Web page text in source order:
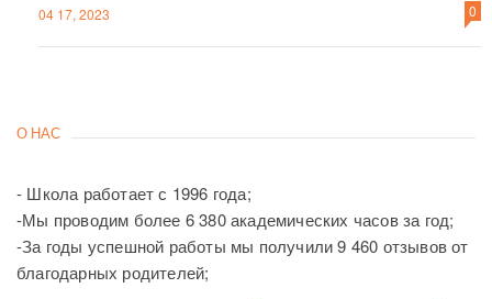
04 17, 2023 0
О НАС
- Школа работает с 1996 года;
-Мы проводим более 6 380 академических часов за год;
-За годы успешной работы мы получили 9 460 отзывов от
благодарных родителей;